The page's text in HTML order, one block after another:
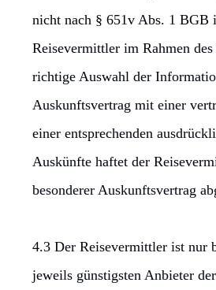
nicht nach § 651v Abs. 1
Reisevermittler im Rahmen
richtige Auswahl der
Auskunftsvertrag mit einer
einer entsprechenden
Auskünfte haftet der
besonderer Auskunftsvertrag
4.3 Der Reisevermittler ist nur
jeweils günstigsten Anbieter